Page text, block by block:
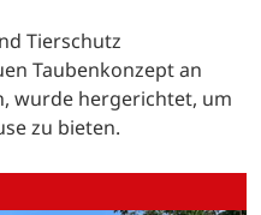
Tierschutz
Taubenkonzept an
wurde hergerichtet, um
zu bieten.